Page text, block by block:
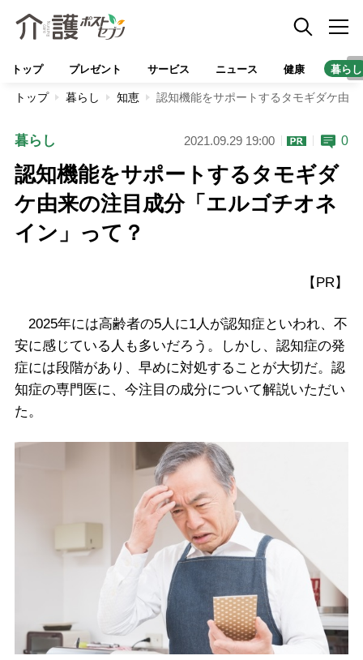
トップ プレゼント サービス ニュース 健康 暮らし
トップ 暮らし 知恵 認知機能をサポートするタモギダケ由
暮らし 2021.09.29 19:00 0
認知機能をサポートするタモギダ
ケ由来の注目成分「エルゴチオネ
イン」って？
【PR】
2025年には高齢者の5人に1人が認知症といわれ、不
安に感じている人も多いだろう。しかし、認知症の発
症には段階があり、早めに対処することが大切だ。認
知症の専門医に、今注目の成分について解説いただい
た。